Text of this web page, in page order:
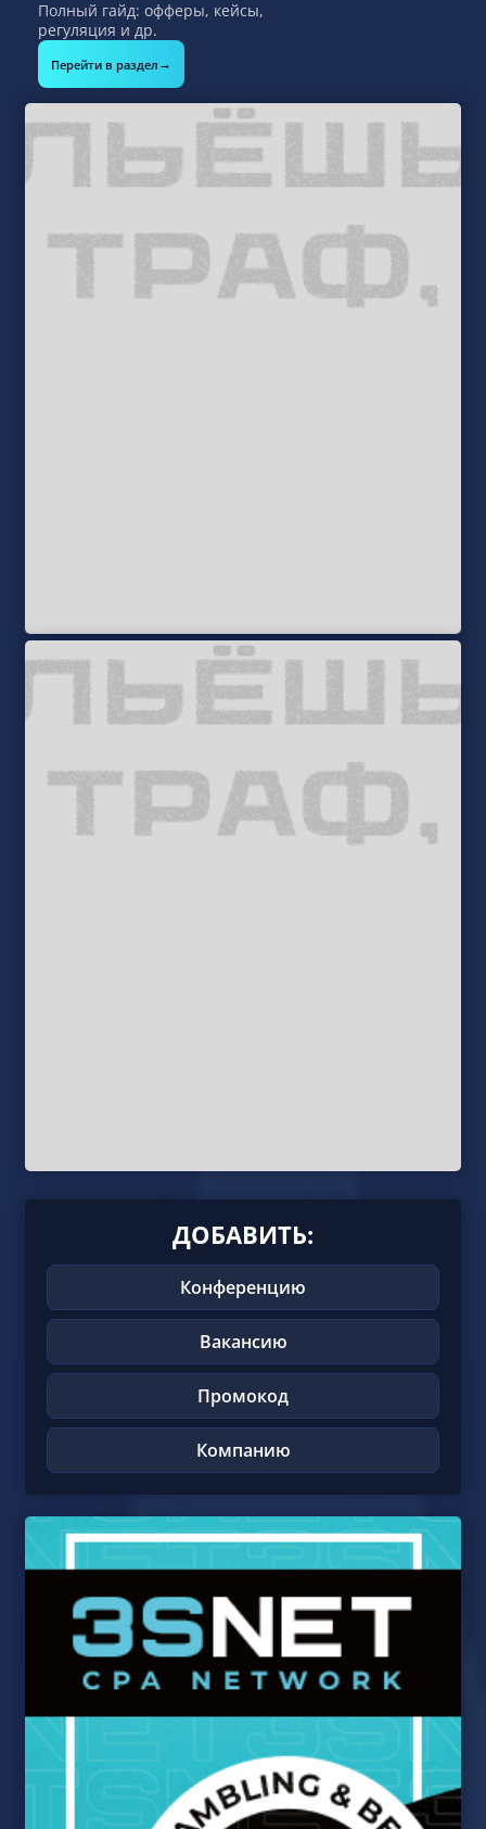
КАЗАХСТАН
Полный гайд: офферы, кейсы,
регуляция и др.
ДОБАВИТЬ:
Конференцию
Вакансию
Промокод